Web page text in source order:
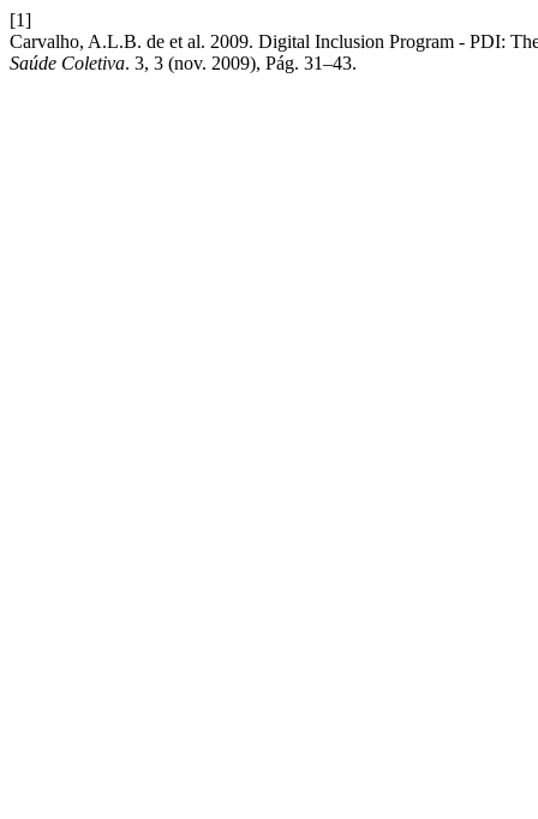
[1]
Carvalho, A.L.B. de et al. 2009. Digital Inclusion Program - PDI:
Saúde Coletiva. 3, 3 (nov. 2009), Pág. 31–43.